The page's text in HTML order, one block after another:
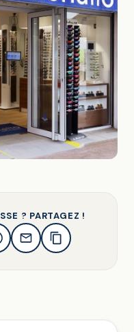
? PARTAGEZ !